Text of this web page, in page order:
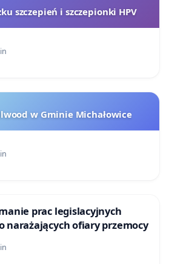
szczepień i szczepionki HPV
w Gminie Michałowice
prac legislacyjnych
prawa rodzinnego narażających ofiary przemocy